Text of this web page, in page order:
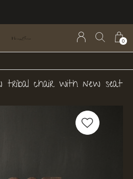
0
tribal chair with new seat